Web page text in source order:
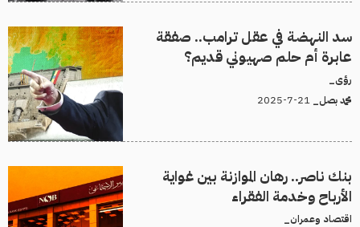
سد النهضة في عقل ترامب.. صفقة
عابرة أم حلم صهيوني قديم؟
رؤى_
محمد بصل_
بنك ناصر.. رهان الموازنة بين غواية
الأرباح وخدمة الفقراء
اقتصاد وعمران_